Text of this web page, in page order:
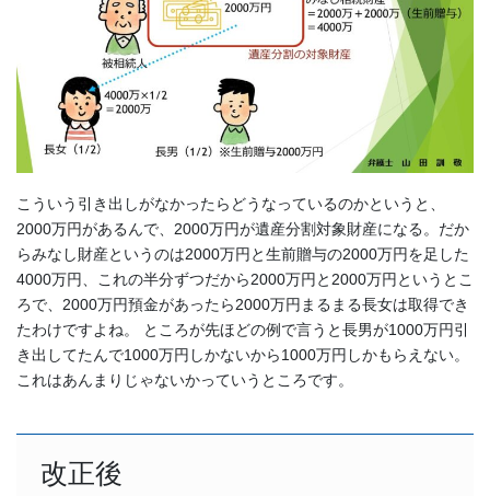
こういう引き出しがなかったらどうなっているのかというと、
2000万円があるんで、2000万円が遺産分割対象財産になる。だか
らみなし財産というのは2000万円と生前贈与の2000万円を足した
4000万円、これの半分ずつだから2000万円と2000万円というとこ
ろで、2000万円預金があったら2000万円まるまる長女は取得でき
たわけですよね。 ところが先ほどの例で言うと長男が1000万円引
き出してたんで1000万円しかないから1000万円しかもらえない。
これはあんまりじゃないかっていうところです。
改正後